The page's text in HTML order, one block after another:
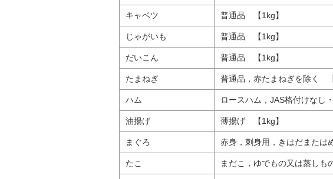
キャベツ 普通品 【1kg】
じゃがいも 普通品 【1kg】
だいこん 普通品 【1kg】
たまねぎ 普通品，赤たまねぎを除く
ハム ロースハム，JAS格付けなし
油揚げ 薄揚げ 【1kg】
まぐろ 赤身，刺身用，きはだまたは
たこ まだこ，ゆでもの又は蒸しも